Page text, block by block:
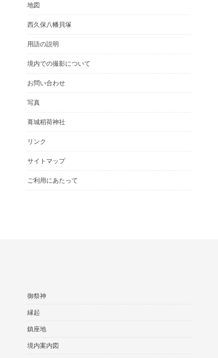
地図
西久保八幡貝塚
用語の説明
境内での撮影について
お問い合わせ
写真
葺城稻荷神社
リンク
サイトマップ
ご利用にあたって
御祭神
縁起
鎮座地
境内案内図